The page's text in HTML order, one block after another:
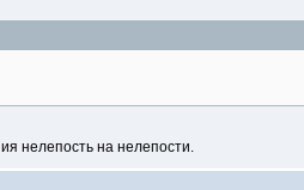
нелепость на нелепости.